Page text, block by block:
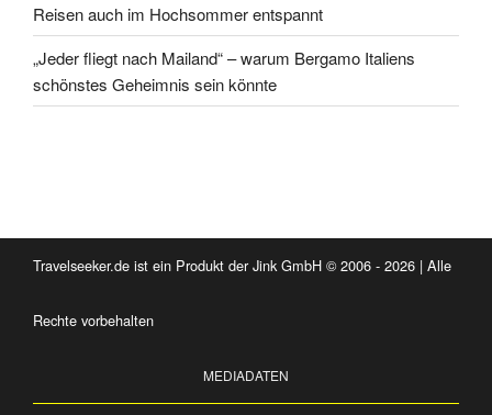
Reisen auch im Hochsommer entspannt
„Jeder fliegt nach Mailand“ – warum Bergamo Italiens
schönstes Geheimnis sein könnte
Travelseeker.de ist ein Produkt der Jink GmbH © 2006 - 2026 | Alle
Rechte vorbehalten
MEDIADATEN